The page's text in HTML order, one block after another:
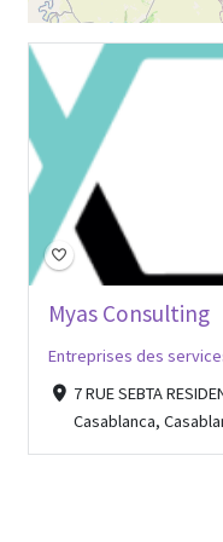
Myas Consulting
Entreprises des
7 RUE SEBTA
Casablanca,